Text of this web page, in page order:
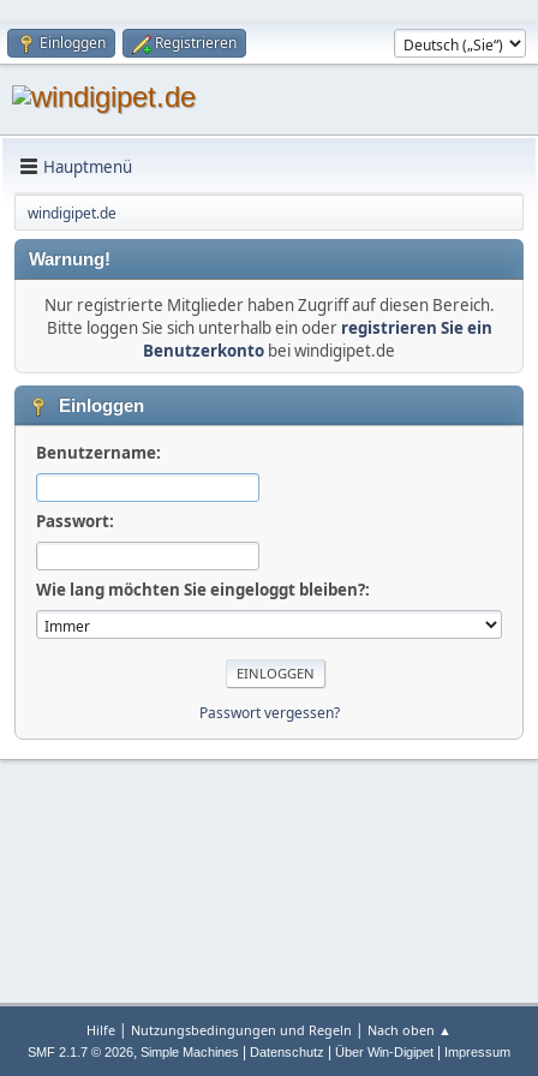
Einloggen Registrieren
Hauptmenü
windigipet.de
Warnung!
Nur registrierte Mitglieder haben Zugriff auf diesen Bereich.
Bitte loggen Sie sich unterhalb ein oder registrieren Sie ein
Benutzerkonto bei windigipet.de
Einloggen
Benutzername:
Passwort:
Wie lang möchten Sie eingeloggt bleiben?:
Passwort vergessen?
Hilfe | Nutzungsbedingungen und Regeln | Nach oben ▲
SMF 2.1.7 © 2026, Simple Machines Datenschutz Über Win-Digipet Impressum